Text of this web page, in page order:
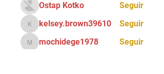
Ostap Kotko Seguir
kelsey.brown39610
kelsey.brown39610 Seguir
mochidege1978
mochidege1978 Seguir